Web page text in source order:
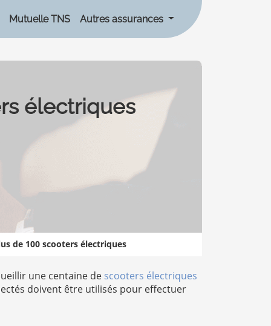
Mutuelle TNS Autres assurances
électriques
de 100 scooters électriques
une centaine de scooters électriques
doivent être utilisés pour effectuer